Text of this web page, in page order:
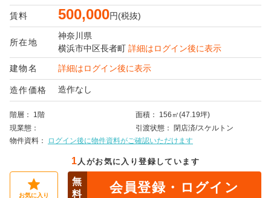
賃料 500,000円(税抜)
所在地
神奈川県
横浜市中区長者町 詳細はログイン後に表示
建物名 詳細はログイン後に表示
造作価格 造作なし
階層 1階 面積
156㎡(47.19坪)
現業態
引渡状態
閉店済/スケルトン
物件資料
ログイン後に物件資料がご確認いただけます
1 人がお気に入り登録しています
お気に入り
無
料
会員登録・ログイン